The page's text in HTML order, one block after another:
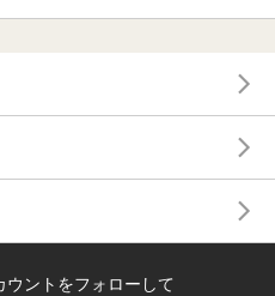
ウントをフォローして